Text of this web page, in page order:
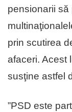
pensionarii
prin scutirea
afaceri. Acest
susţine astfel
”PSD este